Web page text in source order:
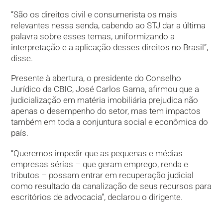
“São os direitos civil e consumerista os mais
relevantes nessa senda, cabendo ao STJ dar a última
palavra sobre esses temas, uniformizando a
interpretação e a aplicação desses direitos no Brasil”,
disse.
Presente à abertura, o presidente do Conselho
Jurídico da CBIC, José Carlos Gama, afirmou que a
judicialização em matéria imobiliária prejudica não
apenas o desempenho do setor, mas tem impactos
também em toda a conjuntura social e econômica do
país.
“Queremos impedir que as pequenas e médias
empresas sérias – que geram emprego, renda e
tributos – possam entrar em recuperação judicial
como resultado da canalização de seus recursos para
escritórios de advocacia”, declarou o dirigente.